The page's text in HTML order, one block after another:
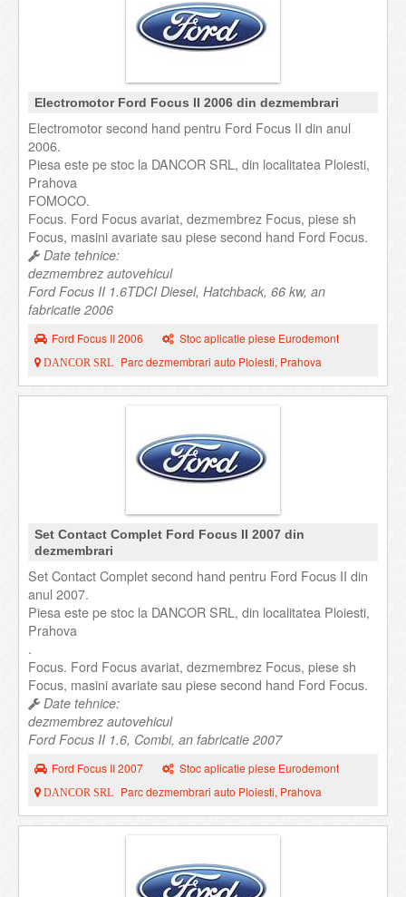
Electromotor Ford Focus II 2006 din dezmembrari
Electromotor second hand pentru Ford Focus II din anul
2006.
Piesa este pe stoc la DANCOR SRL, din localitatea Ploiesti,
Prahova
FOMOCO.
Focus. Ford Focus avariat, dezmembrez Focus, piese sh
Focus, masini avariate sau piese second hand Ford Focus.
Date tehnice:
dezmembrez autovehicul
Ford Focus II 1.6TDCI Diesel, Hatchback, 66 kw, an
fabricatie 2006
Ford Focus II 2006 Stoc aplicatie piese Eurodemont
DANCOR SRL Parc dezmembrari auto Ploiesti, Prahova
Set Contact Complet Ford Focus II 2007 din
dezmembrari
Set Contact Complet second hand pentru Ford Focus II din
anul 2007.
Piesa este pe stoc la DANCOR SRL, din localitatea Ploiesti,
Prahova
.
Focus. Ford Focus avariat, dezmembrez Focus, piese sh
Focus, masini avariate sau piese second hand Ford Focus.
Date tehnice:
dezmembrez autovehicul
Ford Focus II 1.6, Combi, an fabricatie 2007
Ford Focus II 2007 Stoc aplicatie piese Eurodemont
DANCOR SRL Parc dezmembrari auto Ploiesti, Prahova